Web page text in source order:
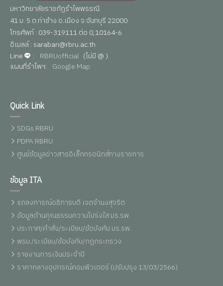
มหาวิทยาลัยราชภัฏรำไพพรรณี
41 ม. 5 ต.ท่าช้าง อ.เมือง จ.จันทบุรี 22000
โทรศัพท์ : 039-319111 ต่อ 0,10164-6
อีเมลล์ : saraban@rbru.ac.th
Line
: RBRUofficial (ไม่มี @ )
แผนที่รำไพฯ: Google Map
Quick Link
SDGs RBRU
PDPA RBRU
ศูนย์ข้อมูลข่าวสารอิเล็กทรอนิกส์ทางราชการ
ข้อมูล ITA
แถลงการณ์อธิการบดี เจตจำนงสุจริต
ข้อมูลด้านคุณธรรมความโปร่งใส มร.รพ.
ประกาศ/คำสั่ง/ระเบียบ/ข้อบังคับ มร.รพ.
พรบ./ระเบียบ/ข้อบังคับ/กฏกระทรวง
รายงานการเงินประจำปี
ราคากลางอุปกรณ์คอมพิวเตอร์ (ปรับปรุง 13/03/2566)